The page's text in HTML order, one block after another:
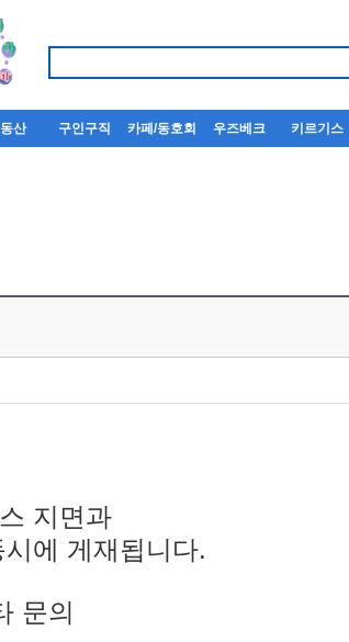
산 구인구직 카페/동호회 우즈베크 키르기스
지면과
에 게재됩니다.
문의